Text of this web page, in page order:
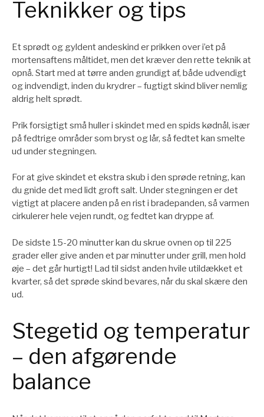
Teknikker og tips
Et sprødt og gyldent andeskind er prikken over i’et på
mortensaftens måltidet, men det kræver den rette teknik at
opnå. Start med at tørre anden grundigt af, både udvendigt
og indvendigt, inden du krydrer – fugtigt skind bliver nemlig
aldrig helt sprødt.
Prik forsigtigt små huller i skindet med en spids kødnål, især
på fedtrige områder som bryst og lår, så fedtet kan smelte
ud under stegningen.
For at give skindet et ekstra skub i den sprøde retning, kan
du gnide det med lidt groft salt. Under stegningen er det
vigtigt at placere anden på en rist i bradepanden, så varmen
cirkulerer hele vejen rundt, og fedtet kan dryppe af.
De sidste 15-20 minutter kan du skrue ovnen op til 225
grader eller give anden et par minutter under grill, men hold
øje – det går hurtigt! Lad til sidst anden hvile utildækket et
kvarter, så det sprøde skind bevares, når du skal skære den
ud.
Stegetid og temperatur
– den afgørende
balance